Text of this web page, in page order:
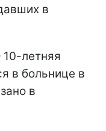
в
летняя
в больнице в
в